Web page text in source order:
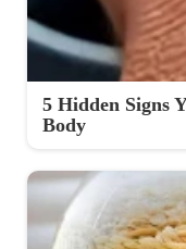
5 Hidden Signs
Body